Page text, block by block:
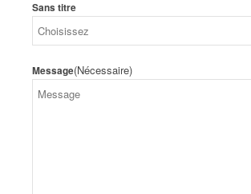
Sans titre
Message(Nécessaire)